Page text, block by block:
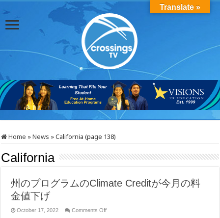
Home »News »California (page 138)
California
州のプログラムのClimate Creditが今月の料
金値下げ
October 17, 2022 Comments Offon
Translate »